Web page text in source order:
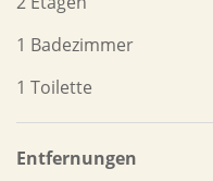
1 Badezimmer
1 Toilette
Entfernungen